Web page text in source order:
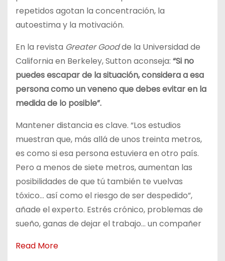
repetidos agotan la concentración, la
autoestima y la motivación.
En la revista Greater Goodde la Universidad de
California en Berkeley, Sutton aconseja: “Si no
puedes escapar de la situación, considera a esa
persona como un veneno que debes evitar en la
medida de lo posible”.
Mantener distancia es clave. “Los estudios
muestran que, más allá de unos treinta metros,
es como si esa persona estuviera en otro país.
Pero a menos de siete metros, aumentan las
posibilidades de que tú también te vuelvas
tóxico… así como el riesgo de ser despedido”,
añade el experto. Estrés crónico, problemas de
sueño, ganas de dejar el trabajo… un compañer
Read More